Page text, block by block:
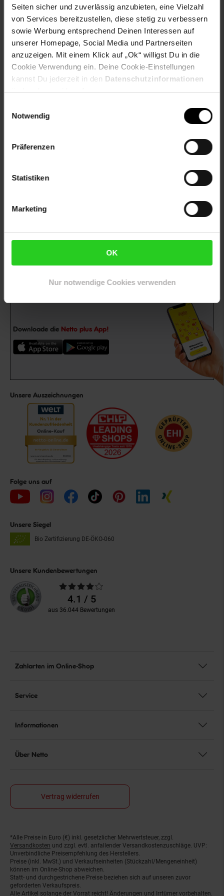
Seiten sicher und zuverlässig anzubieten, eine Vielzahl
von Services bereitzustellen, diese stetig zu verbessern
sowie Werbung entsprechend Deinen Interessen auf
unserer Homepage, Social Media und Partnerseiten
anzuzeigen. Mit einem Klick auf „Ok“ willigst Du in die
Cookie Verwendung ein. Deine Cookie-Einstellungen
kannst Du jederzeit in den Datenschutzinformationen
ändern bzw. widerrufen.
Notwendig
Präferenzen
Statistiken
Marketing
OK
Nur notwendige Cookies verwenden
Fußzeile
Weitere Online-Angebote
Netto Reisen TV-Shop Weinwelt
Rezeptwelt Karriere
Newsletter Anmeldung
Abonniere unseren 15€**
Gutschein
Jetzt zum Newsletter anmelden
Downloade die Netto plus App!
Unsere Auszeichnungen
Folge uns auf
Unsere Siegel
Bio Zertifizierung DE-ÖKO-060
Unsere Kundenbewertungen
Durchschnittliche
Bewertungen4.1 / 5
aus 36.044 Bewertungen
Zahlarten im Online-Shop
Service
Informationen
Über Netto
Vertrag widerrufen
Fußnoten
*Alle Preise in Euro (€) inkl. gesetzlicher Mehrwertsteuer, zzgl.
Versandkosten und zzgl. evtl. anfallender Versandkostenzuschläge. UVP:
Unverbindliche Preisempfehlung des Herstellers.
Preise (inkl. MwSt.) und Verkaufseinheiten (Stückzahl/Mengeneinheit)
können im Online-Shop abweichen.
Statt- und durchgestrichene Preise beziehen sich auf unseren zuvor
geforderten Verkaufspreis.
Alle Artikel solange der Vorrat reicht! Änderungen und Irrtümer vorbehalten.